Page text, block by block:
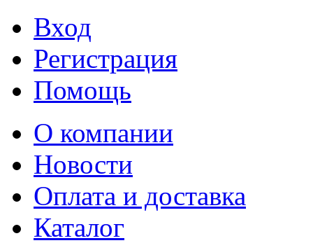
Вход
Регистрация
Помощь
О компании
Новости
Оплата и доставка
Каталог